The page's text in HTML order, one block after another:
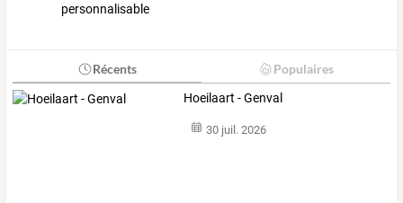
personnalisable
Récents Populaires
Hoeilaart - Genval
30 juil. 2026